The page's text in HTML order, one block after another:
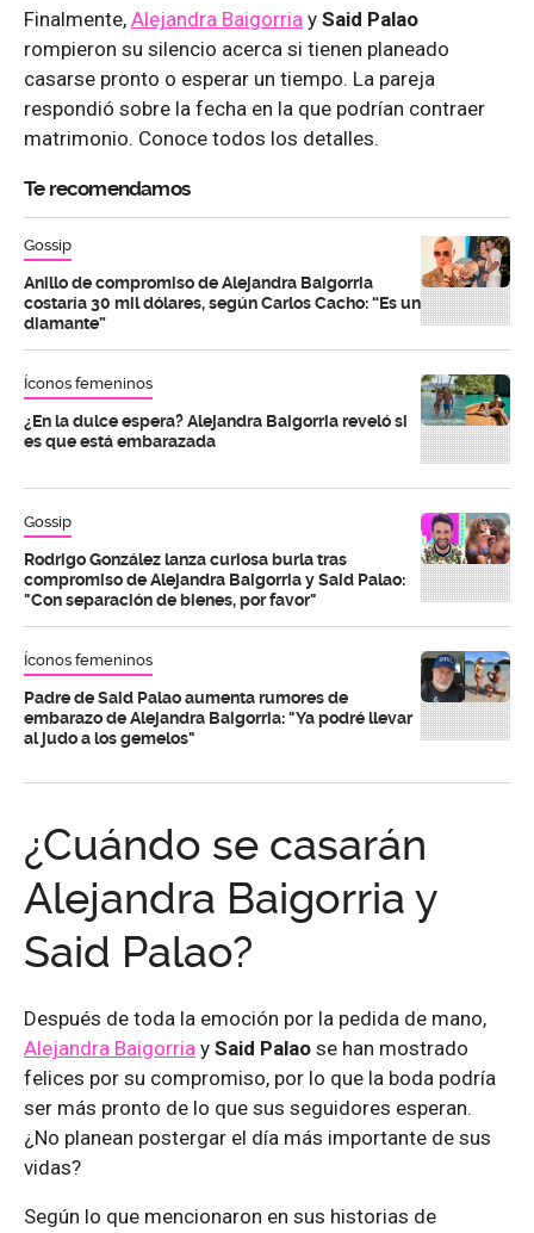
Finalmente, Alejandra Baigorria y Said Palao
rompieron su silencio acerca si tienen planeado
casarse pronto o esperar un tiempo. La pareja
respondió sobre la fecha en la que podrían contraer
matrimonio. Conoce todos los detalles.
Te recomendamos
Gossip
Anillo de compromiso de Alejandra Baigorria
costaría 30 mil dólares, según Carlos Cacho: “Es un
diamante”
Íconos femeninos
¿En la dulce espera? Alejandra Baigorria reveló si
es que está embarazada
Gossip
Rodrigo González lanza curiosa burla tras
compromiso de Alejandra Baigorria y Said Palao:
"Con separación de bienes, por favor"
Íconos femeninos
Padre de Said Palao aumenta rumores de
embarazo de Alejandra Baigorria: "Ya podré llevar
al judo a los gemelos"
¿Cuándo se casarán
Alejandra Baigorria y
Said Palao?
Después de toda la emoción por la pedida de mano,
Alejandra Baigorria y Said Palao se han mostrado
felices por su compromiso, por lo que la boda podría
ser más pronto de lo que sus seguidores esperan.
¿No planean postergar el día más importante de sus
vidas?
Según lo que mencionaron en sus historias de